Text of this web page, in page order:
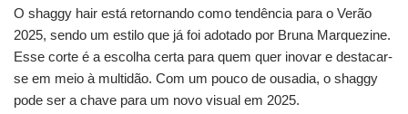
O shaggy hair está retornando como tendência para o Verão
2025, sendo um estilo que já foi adotado por Bruna Marquezine.
Esse corte é a escolha certa para quem quer inovar e destacar-
se em meio à multidão. Com um pouco de ousadia, o shaggy
pode ser a chave para um novo visual em 2025.